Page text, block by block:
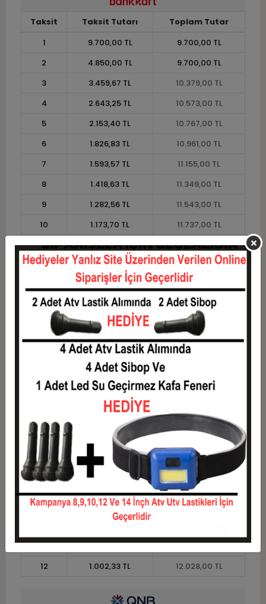
Taksit Taksit Tutarı
Toplam Tutar
1
9.700,00 TL
9.700,00 TL
2
4.850,00 TL
9.700,00 TL
3
3.459,67 TL
10.379,00 TL
4
2.643,25 TL
10.573,00 TL
5
2.153,40 TL
10.767,00 TL
6
1.826,83 TL
10.961,00 TL
7
1.593,57 TL
11.155,00 TL
8
1.418,63 TL
11.349,00 TL
9
1.282,56 TL
11.543,00 TL
10
1.173,70 TL
11.737,00 TL
11
1.075,82 TL
11.834,00 TL
12
1.002,33 TL 12.028,00 TL
Taksit Taksit Tutarı
Toplam Tutar
1
9.700,00 TL
9.700,00 TL
4.850,00 TL
3
3.459,67 TL
10.379,00 TL
2.643,25 TL
5
2.153,40 TL
10.767,00 TL
6
1.826,83 TL
10.961,00 TL
7
1.593,57 TL
11.155,00 TL
8
11.349,00 TL
9
1.282,56 TL
11.543,00 TL
1.173,70 TL
11
1.075,82 TL
11.834,00 TL
12
1.002,33 TL 12.028,00 TL